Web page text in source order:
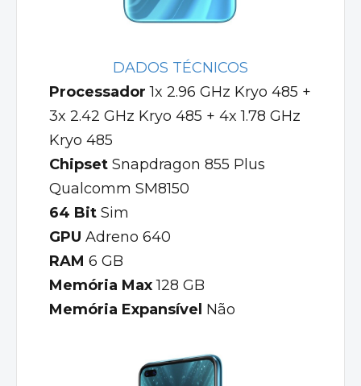
DADOS TÉCNICOS
Processador1x 2.96 GHz Kryo 485 +
3x 2.42 GHz Kryo 485 + 4x 1.78 GHz
Kryo 485
Chipset Snapdragon 855 Plus
Qualcomm SM8150
64 Bit Sim
GPU Adreno 640
RAM 6 GB
Memória Max128 GB
Memória Expansível Não